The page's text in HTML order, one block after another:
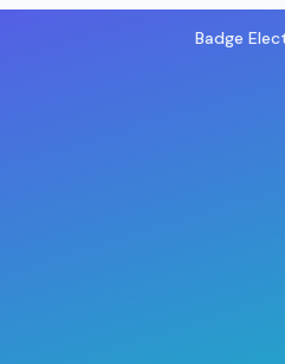
Badge